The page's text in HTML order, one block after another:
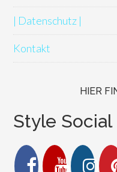
| Datenschutz |
Kontakt
HIER
Style